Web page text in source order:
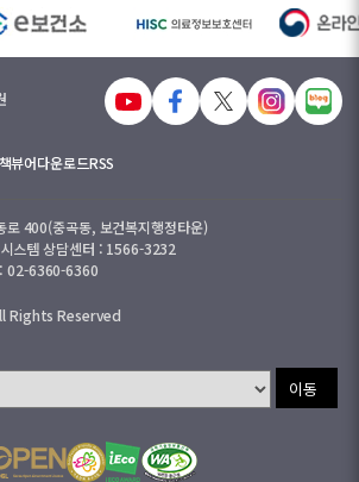
뷰어다운로드RSS
400(중곡동, 보건복지행정타운)
스템 상담센터 : 1566-3232
02-6360-6360
Rights Reserved
이동